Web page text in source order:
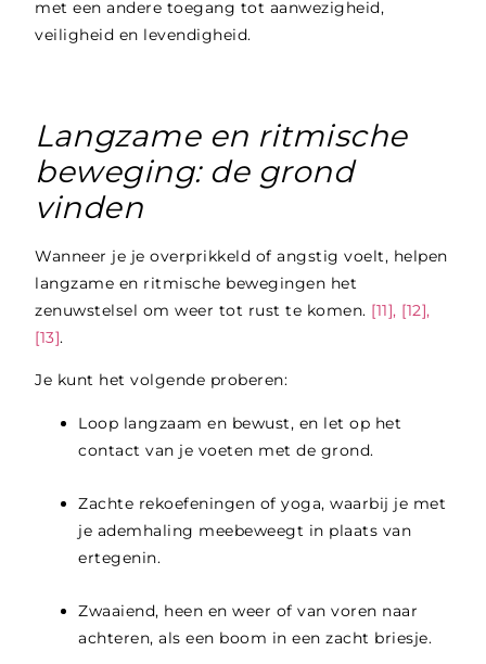
met een andere toegang tot aanwezigheid,
veiligheid en levendigheid.
Langzame en ritmische
beweging: de grond
vinden
Wanneer je je overprikkeld of angstig voelt, helpen
langzame en ritmische bewegingen het
zenuwstelsel om weer tot rust te komen. [11], [12],
[13].
Je kunt het volgende proberen:
Loop langzaam en bewust, en let op het
contact van je voeten met de grond.
Zachte rekoefeningen of yoga, waarbij je met
je ademhaling meebeweegt in plaats van
ertegenin.
Zwaaiend, heen en weer of van voren naar
achteren, als een boom in een zacht briesje.